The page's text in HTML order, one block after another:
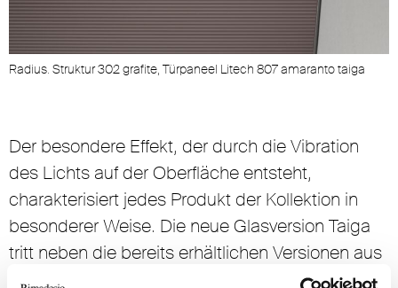
Radius. Struktur 302 grafite, Türpaneel Litech 807 amaranto taiga
Der besondere Effekt, der durch die Vibration
des Lichts auf der Oberfläche entsteht,
charakterisiert jedes Produkt der Kollektion in
besonderer Weise. Die neue Glasversion Taiga
tritt neben die bereits erhältlichen Versionen aus
Eichen- und Ebenholz.